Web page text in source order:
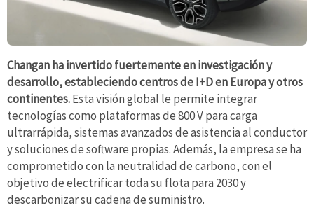
Changan ha invertido fuertemente en investigación y
desarrollo, estableciendo centros de I+D en Europa y otros
continentes.Esta visión global le permite integrar
tecnologías como plataformas de 800 V para carga
ultrarrápida, sistemas avanzados de asistencia al conductor
y soluciones de software propias. Además, la empresa se ha
comprometido con la neutralidad de carbono, con el
objetivo de electrificar toda su flota para 2030 y
descarbonizar su cadena de suministro.